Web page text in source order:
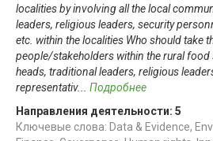
localities by involving all the local
leaders, religious leaders, security
etc. within the localities Who should take
people/stakeholders within the rural
heads, traditional leaders, religious
representativ... Подробнее
Направления деятельности: 5
Ключевые слова: Data & Evidence,